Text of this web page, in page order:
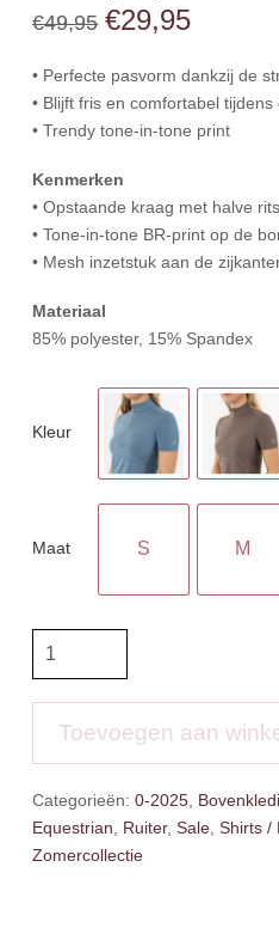
€49,95 Oorspronkelijke
prijs
€49,95.
€29,95
€29,95.
• Perfecte pasvorm dankzij de
• Blijft fris en comfortabel tijdens
• Trendy tone-in-tone print
Kenmerken
• Opstaande kraag met halve
• Tone-in-tone BR-print op de
• Mesh inzetstuk aan de
Materiaal
85% polyester, 15% Spandex
Kleur
Maat S M
ShirtToevoegen aan
Categorieën: 0-2025,
Equestrian
Ruiter, Sale, Shirts /
Zomercollectie